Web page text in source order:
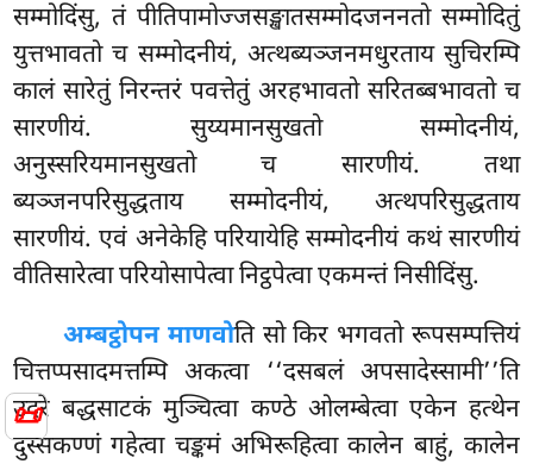
📜
सम्मोदिंसु, तं पीतिपामोज्जसङ्खातसम्मोदजननतो सम्मोदितुं
युत्तभावतो च सम्मोदनीयं, अत्थब्यञ्जनमधुरताय सुचिरम्पि
कालं सारेतुं निरन्तरं पवत्तेतुं अरहभावतो सरितब्बभावतो च
सारणीयं. सुय्यमानसुखतो सम्मोदनीयं,
अनुस्सरियमानसुखतो च सारणीयं. तथा
ब्यञ्जनपरिसुद्धताय सम्मोदनीयं, अत्थपरिसुद्धताय
सारणीयं. एवं अनेकेहि परियायेहि सम्मोदनीयं कथं सारणीयं
वीतिसारेत्वा परियोसापेत्वा निट्ठपेत्वा एकमन्तं निसीदिंसु.
अम्बट्ठोपन माणवोति सो किर भगवतो रूपसम्पत्तियं
चित्तप्पसादमत्तम्पि अकत्वा ‘‘दसबलं अपसादेस्सामी’’ति
उदरे बद्धसाटकं मुञ्चित्वा कण्ठे ओलम्बेत्वा एकेन हत्थेन
दुस्सकण्णं गहेत्वा चङ्कमं अभिरूहित्वा कालेन बाहुं, कालेन